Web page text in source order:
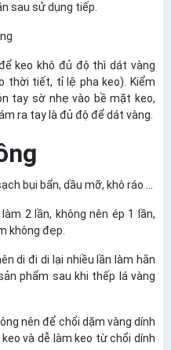
sau sử dụng tiếp.
keo khô đủ độ thì dát vàng
thời tiết, tỉ lệ pha keo). Kiểm
tay sờ nhẹ vào bề mặt keo,
ra tay là đủ độ để dát vàng.
bụi bẩn, dầu mỡ, khô ráo ...
2 lần, không nên ép 1 lần,
không đẹp.
di đi di lại nhiều lần làm hằn
phẩm sau khi thếp lá vàng
nên để chổi dặm vàng dính
và dễ làm keo từ chổi dính